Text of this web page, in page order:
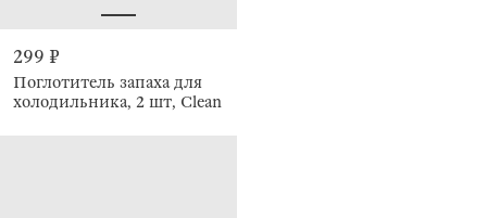
299 ₽
Поглотитель запаха для
холодильника, 2 шт, Clean